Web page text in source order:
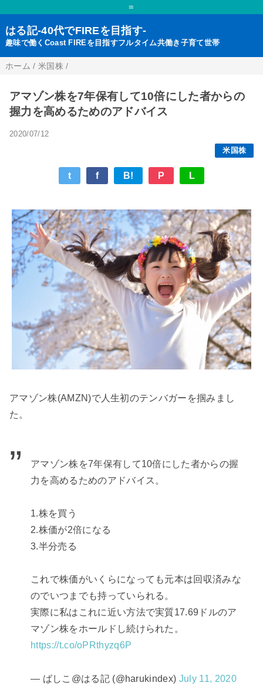
=
はる記-40代でFIREを目指す-
趣味で働くCoast FIREを目指すフルタイム共働き子育て世帯
ホーム / 米国株 /
アマゾン株を7年保有して10倍にした者からの
握力を高めるためのアドバイス
2020/07/12
米国株
t f B! P L
アマゾン株(AMZN)で人生初のテンバガーを掴みまし
た。
アマゾン株を7年保有して10倍にした者からの握
力を高めるためのアドバイス。
1.株を買う
2.株価が2倍になる
3.半分売る
これで株価がいくらになっても元本は回収済みな
のでいつまでも持っていられる。
実際に私はこれに近い方法で実質17.69ドルのア
マゾン株をホールドし続けられた。
https://t.co/oPRthyzq6P
— ばしこ@はる記 (@harukindex) July 11, 2020